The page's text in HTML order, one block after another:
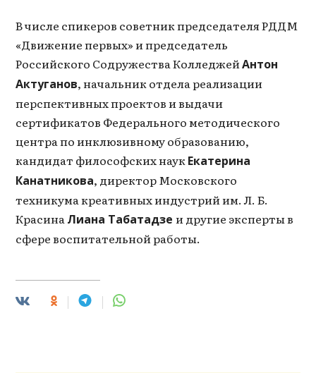
В числе спикеров советник председателя РДДМ
«Движение первых» и председатель
Российского Содружества КолледжейАнтон
Актуганов, начальник отдела реализации
перспективных проектов и выдачи
сертификатов Федерального методического
центра по инклюзивному образованию,
кандидат философских наук Екатерина
Канатникова, директор Московского
техникума креативных индустрий им. Л. Б.
Красина Лиана Табатадзеи другие эксперты в
сфере воспитательной работы.